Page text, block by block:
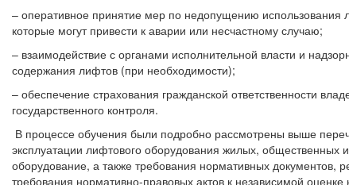
– оперативное принятие мер по недопущению использования
которые могут привести к аварии или несчастному случаю;
– взаимодействие с органами исполнительной власти и
содержания лифтов (при необходимости);
– обеспечение страхования гражданской ответственности
государственного контроля.
В процессе обучения были подробно рассмотрены выше
эксплуатации лифтового оборудования жилых, общественных
оборудование, а также требования нормативных документов,
требования нормативно-правовых актов к независимой